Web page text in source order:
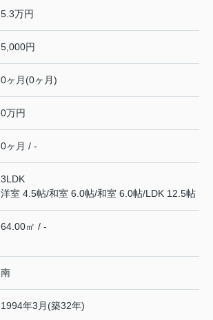
5.3万円
5,000円
0ヶ月(0ヶ月)
0万円
0ヶ月 / -
3LDK
洋室 4.5帖/和室 6.0帖/和室 6.0帖/LDK 12.5帖
64.00㎡ / -
南
1994年3月(築32年)